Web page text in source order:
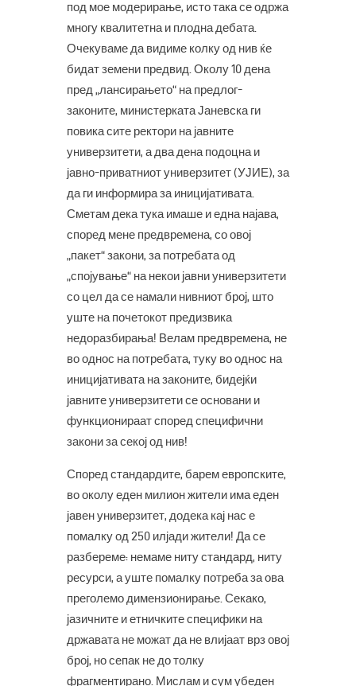
под мое модерирање, исто така се одржа
многу квалитетна и плодна дебата.
Очекуваме да видиме колку од нив ќе
бидат земени предвид. Околу 10 дена
пред „лансирањето“ на предлог-
законите, министерката Јаневска ги
повика сите ректори на јавните
универзитети, а два дена подоцна и
јавно-приватниот универзитет (УЈИЕ), за
да ги информира за иницијативата.
Сметам дека тука имаше и една најава,
според мене предвремена, со овој
„пакет“ закони, за потребата од
„спојување“ на некои јавни универзитети
со цел да се намали нивниот број, што
уште на почетокот предизвика
недоразбирања! Велам предвремена, не
во однос на потребата, туку во однос на
иницијативата на законите, бидејќи
јавните универзитети се основани и
функционираат според специфични
закони за секој од нив!
Според стандардите, барем европските,
во околу еден милион жители има еден
јавен универзитет, додека кај нас е
помалку од 250 илјади жители! Да се
разбереме: немаме ниту стандард, ниту
ресурси, а уште помалку потреба за ова
преголемо димензионирање. Секако,
јазичните и етничките специфики на
државата не можат да не влијаат врз овој
број, но сепак не до толку
фрагментирано. Мислам и сум убеден